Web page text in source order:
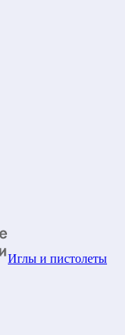
Иглы и пистолеты